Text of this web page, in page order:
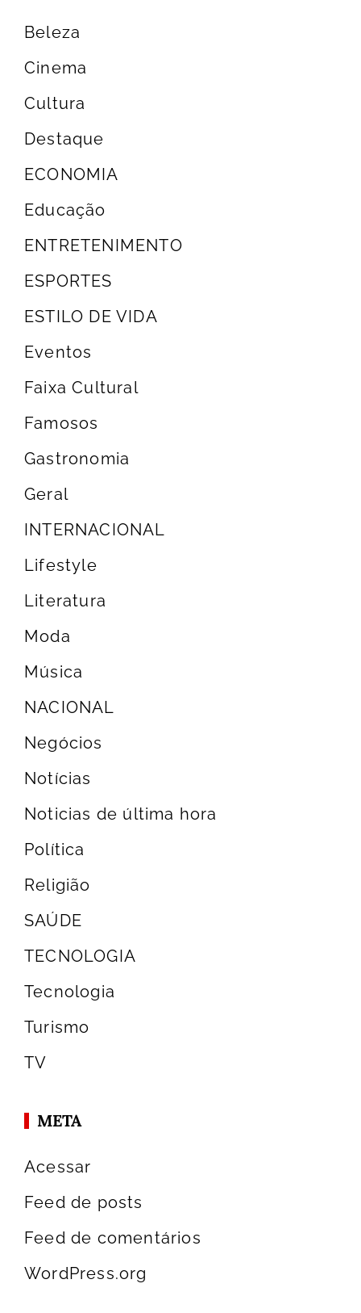
Beleza
Cinema
Cultura
Destaque
ECONOMIA
Educação
ENTRETENIMENTO
ESPORTES
ESTILO DE VIDA
Eventos
Faixa Cultural
Famosos
Gastronomia
Geral
INTERNACIONAL
Lifestyle
Literatura
Moda
Música
NACIONAL
Negócios
Notícias
Noticias de última hora
Política
Religião
SAÚDE
TECNOLOGIA
Tecnologia
Turismo
TV
META
Acessar
Feed de posts
Feed de comentários
WordPress.org